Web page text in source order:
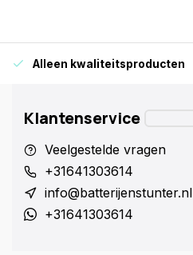
Alleen kwaliteitsproducten
Klantenservice
Veelgestelde vragen
+31641303614
info@batterijenstunter.nl
+31641303614